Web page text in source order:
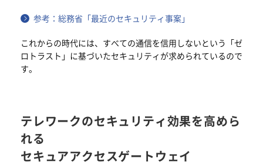
参考：総務省「最近のセキュリティ事案」
これからの時代には、すべての通信を信用しないという「ゼ
ロトラスト」に基づいたセキュリティが求められているので
す。
テレワークのセキュリティ効果を高めら
れる
セキュアアクセスゲートウェイ